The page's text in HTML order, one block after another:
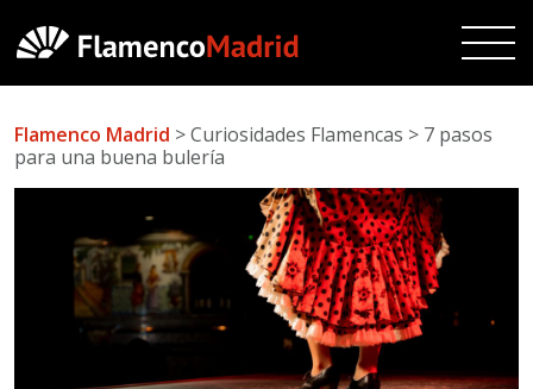
Flamenco Madrid > Curiosidades Flamencas > 7 pasos
para una buena bulería